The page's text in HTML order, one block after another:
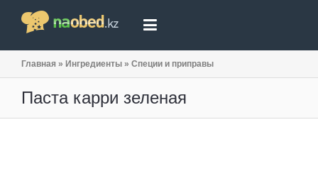
Главная » Ингредиенты » Специи и приправы
Паста карри зеленая